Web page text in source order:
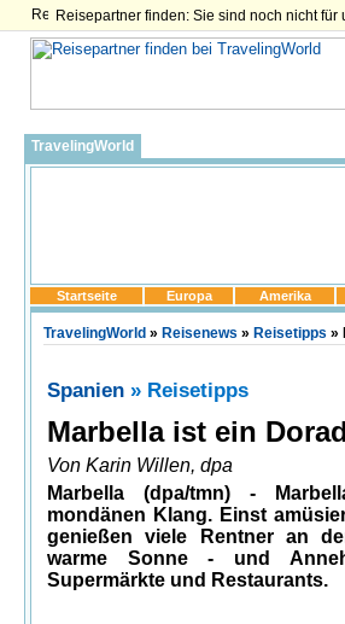
Reisepartner finden: Sie sind noch nicht
TravelingWorld
Startseite Europa Amerika
TravelingWorld » Reisenews » Reisetipps »
Spanien » Reisetipps
Marbella ist ein
Von Karin Willen, dpa
Marbella (dpa/tmn) -
mondänen Klang. Einst
genießen viele Rentner an
warme Sonne - und
Supermärkte und Restaurants.